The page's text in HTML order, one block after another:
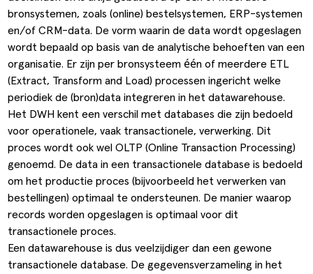
bronsystemen, zoals (online) bestelsystemen, ERP-systemen
en/of CRM-data. De vorm waarin de data wordt opgeslagen
wordt bepaald op basis van de analytische behoeften van een
organisatie. Er zijn per bronsysteem één of meerdere ETL
(Extract, Transform and Load) processen ingericht welke
periodiek de (bron)data integreren in het datawarehouse.
Het DWH kent een verschil met databases die zijn bedoeld
voor operationele, vaak transactionele, verwerking. Dit
proces wordt ook welOLTP (Online Transaction Processing)
genoemd. De data in een transactionele database is bedoeld
om het productie proces (bijvoorbeeld het verwerken van
bestellingen) optimaal te ondersteunen. De manier waarop
records worden opgeslagen is optimaal voor dit
transactionele proces.
Een datawarehouse is dus veelzijdiger dan een gewone
transactionele database. De gegevensverzameling in het